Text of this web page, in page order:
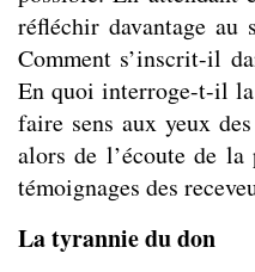
réfléchir davantage au
Comment s’inscrit-il
En quoi interroge-t-il
faire sens aux yeux
alors de l’écoute de
témoignages des
La tyrannie du don